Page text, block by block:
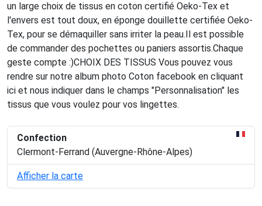
un large choix de tissus en coton certifié Oeko-Tex et
l'envers est tout doux, en éponge douillette certifiée Oeko-
Tex, pour se démaquiller sans irriter la peau.Il est possible
de commander des pochettes ou paniers assortis.Chaque
geste compte :)CHOIX DES TISSUS Vous pouvez vous
rendre sur notre album photo Coton facebook en cliquant
ici et nous indiquer dans le champs "Personnalisation" les
tissus que vous voulez pour vos lingettes.
Confection
Clermont-Ferrand (Auvergne-Rhône-Alpes)
Afficher la carte